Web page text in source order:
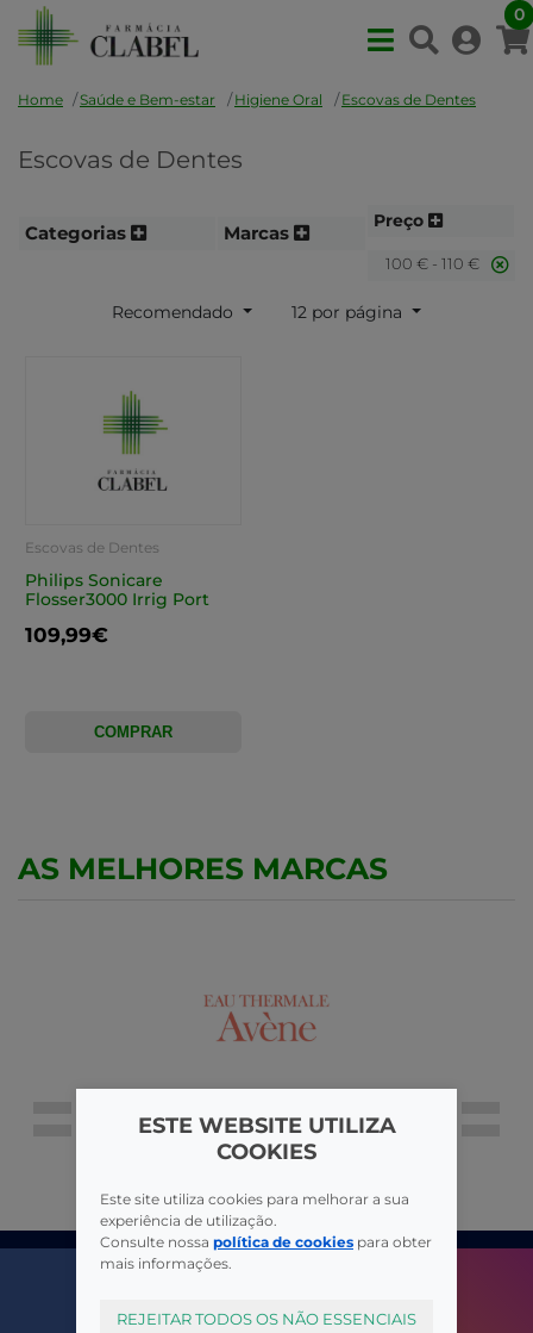
0
Home Saúde e Bem-estar Higiene Oral Escovas de Dentes
Escovas de Dentes
Categorias Marcas
Preço
100 € - 110 €
Recomendado 12 por página
Escovas de Dentes
Philips Sonicare
Flosser3000 Irrig Port
109,99€
COMPRAR
AS MELHORES MARCAS
ESTE WEBSITE UTILIZA
COOKIES
Este site utiliza cookies para melhorar a sua
experiência de utilização.
Consulte nossa política de cookies para obter
mais informações.
REJEITAR TODOS OS NÃO ESSENCIAIS